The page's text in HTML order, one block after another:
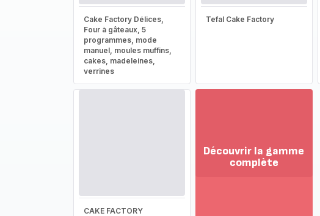
Cake Factory Délices,
Four à gâteaux, 5
programmes, mode
manuel, moules muffins,
cakes, madeleines,
verrines
Tefal Cake Factory
CAKE FACTORY
Découvrir la gamme
complète